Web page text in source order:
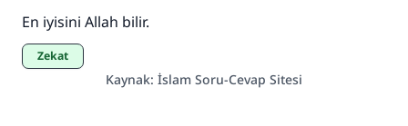
En iyisini Allah bilir.
Zekat
Kaynak: İslam Soru-Cevap Sitesi